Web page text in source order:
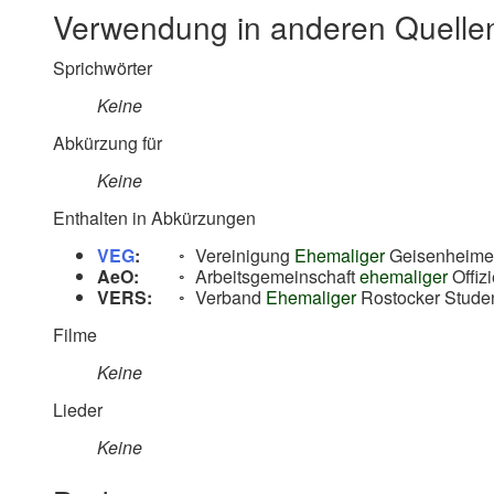
Verwendung in anderen
Sprichwörter
Keine
Abkürzung für
Keine
Enthalten in Abkürzungen
VEG: Vereinigung Ehemaliger
AeO:
Arbeitsgemeinschaftehemaliger
VERS:
Verband EhemaligerRostocker
Filme
Keine
Lieder
Keine